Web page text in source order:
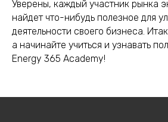
Уверены, каждый участник рынка
найдет что-нибудь полезное для
деятельности своего бизнеса.
а начинайте учиться и узнавать
Energy 365 Academy!